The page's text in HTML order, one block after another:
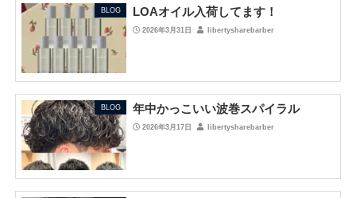
BLOG LOAオイル入荷してます！
2026年3月31日 libertysharebarber
BLOG 年中かっこいい波巻スパイラル
2026年3月17日 libertysharebarber